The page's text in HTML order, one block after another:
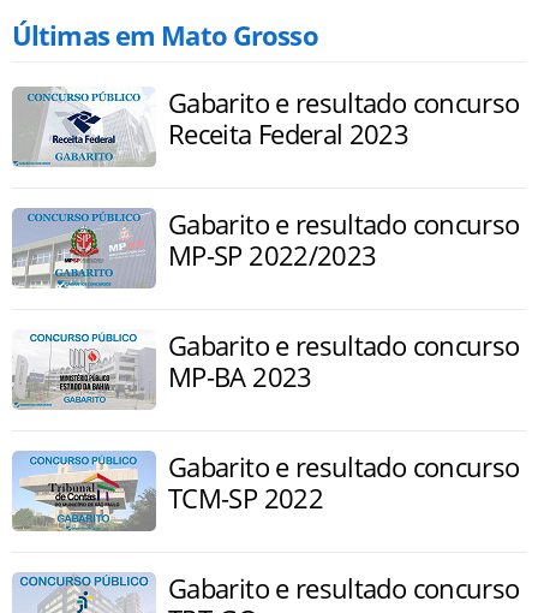
Últimas em Mato Grosso
Gabarito e resultado concurso
Receita Federal 2023
Gabarito e resultado concurso
MP-SP 2022/2023
Gabarito e resultado concurso
MP-BA 2023
Gabarito e resultado concurso
TCM-SP 2022
Gabarito e resultado concurso